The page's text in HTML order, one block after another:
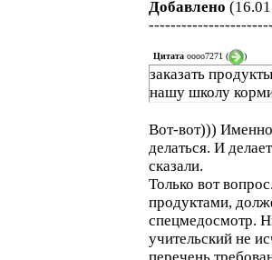
Добавлено
Цитата oooo7271 ( )
заказать
нашу школу
Вот-вот)))
делаться. И
сказали.
Только вот
продуктами,
спецмедосмотр.
учительский не